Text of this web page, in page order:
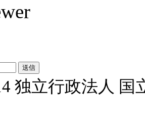
独立行政法人 国